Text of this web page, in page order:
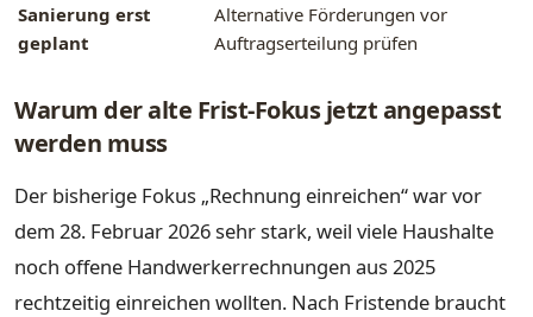
Sanierung erst
geplant
Alternative Förderungen vor
Auftragserteilung prüfen
Warum der alte Frist-Fokus jetzt angepasst
werden muss
Der bisherige Fokus „Rechnung einreichen“ war vor
dem 28. Februar 2026 sehr stark, weil viele Haushalte
noch offene Handwerkerrechnungen aus 2025
rechtzeitig einreichen wollten. Nach Fristende braucht